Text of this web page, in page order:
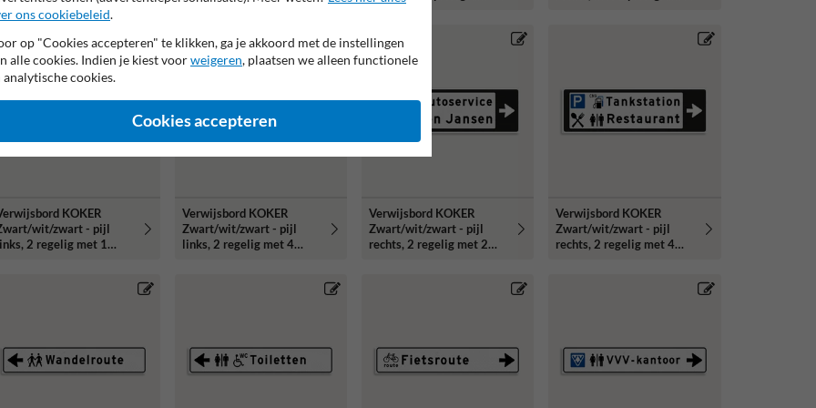
- Klasse 3
KOKER
wit/zwart - pijl
2 regelig met 1
Verwijsbord KOKER
Zwart/wit/zwart - pijl
links, 2 regelig met 4
Verwijsbord KOKER
Zwart/wit/zwart - pijl
rechts, 2 regelig met 2
Verwijsbord KOKER
Zwart/wit/zwart - pijl
rechts, 2 regelig met 4
ons cookiebeleid.
op "Cookies accepteren" te klikken, ga je akkoord met de instellingen
alle cookies. Indien je kiest voorweigeren, plaatsen we alleen functionele
analytische cookies.
Cookies accepteren